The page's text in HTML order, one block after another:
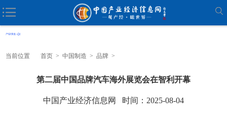
当前位置 首页 > 中国制造 > 品牌 >
第二届中国品牌汽车海外展览会在智利开幕
中国产业经济信息网 时间：2025-08-04